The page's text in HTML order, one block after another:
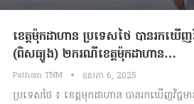
ខេត្តម៉ុកដាហាន​ ប្រទេសថៃ បានរកឃេីញ
(ពិសធ្យូង)​ ២ករណីខេត្តម៉ុកដាហាន​…
Pathom TNM ឧសភា 6, 2025
ប្រទេសថៃ​ ៖ ខេត្តមុកដាហាន​ បានរកឃេីញវិជ្ជ